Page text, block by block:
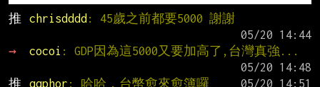
推 chrisdddd : 45歲之前都要5000 謝謝
→
cocoi : GDP因為這5000又要加高了,台灣真強...
推
qqphor : 哈哈，台幣愈來愈簿囉